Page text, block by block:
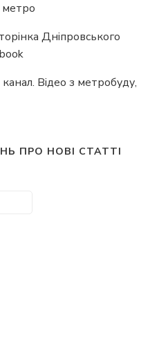
метро
Дніпровського
канал. Відео з метробуду,
ПРО НОВІ СТАТТІ